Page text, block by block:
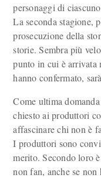
personaggi di
La seconda stagione,
prosecuzione della
storie. Sembra più
punto in cui è arrivata
hanno confermato,
Come ultima
chiesto ai produttori
affascinare chi non è
I produttori sono
merito. Secondo loro
non fan, anche se